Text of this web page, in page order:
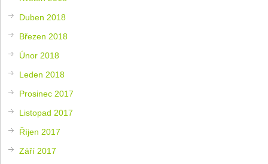
Duben 2018
Březen 2018
Únor 2018
Leden 2018
Prosinec 2017
Listopad 2017
Říjen 2017
Září 2017